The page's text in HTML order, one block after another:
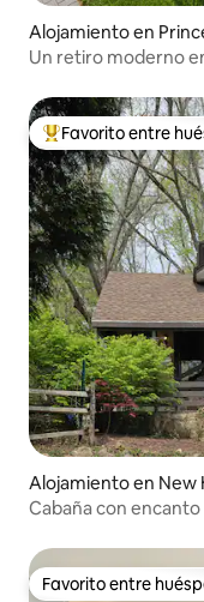
Alojamiento en
Un retiro moderno
Favorito entre los
Favorito entre
Alojamiento en New
Cabaña con encanto
Favorito entre
Favorito entre